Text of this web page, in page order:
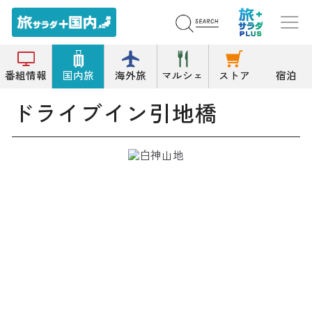
番組情報 国内旅 海外旅 マルシェ ストア 宿泊
トップ ドライブイン ドライブイン引地橋
ドライブイン引地橋